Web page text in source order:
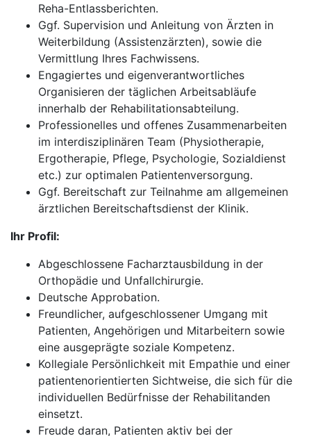
Reha-Entlassberichten.
Ggf. Supervision und Anleitung von Ärzten in
Weiterbildung (Assistenzärzten), sowie die
Vermittlung Ihres Fachwissens.
Engagiertes und eigenverantwortliches
Organisieren der täglichen Arbeitsabläufe
innerhalb der Rehabilitationsabteilung.
Professionelles und offenes Zusammenarbeiten
im interdisziplinären Team (Physiotherapie,
Ergotherapie, Pflege, Psychologie, Sozialdienst
etc.) zur optimalen Patientenversorgung.
Ggf. Bereitschaft zur Teilnahme am allgemeinen
ärztlichen Bereitschaftsdienst der Klinik.
Ihr Profil:
Abgeschlossene Facharztausbildung in der
Orthopädie und Unfallchirurgie.
Deutsche Approbation.
Freundlicher, aufgeschlossener Umgang mit
Patienten, Angehörigen und Mitarbeitern sowie
eine ausgeprägte soziale Kompetenz.
Kollegiale Persönlichkeit mit Empathie und einer
patientenorientierten Sichtweise, die sich für die
individuellen Bedürfnisse der Rehabilitanden
einsetzt.
Freude daran, Patienten aktiv bei der